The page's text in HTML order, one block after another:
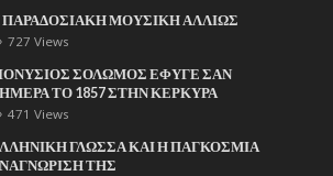
ΠΑΡΑΔΟΣΙΑΚΗ ΜΟΥΣΙΚΗ ΑΛΛΙΩΣ
727 Views
ΣΟΛΩΜΟΣ ΕΦΥΓΕ ΣΑΝ
ΤΟ 1857 ΣΤΗΝ ΚΕΡΚΥΡΑ
471 Views
ΓΛΩΣΣΑ ΚΑΙ Η ΠΑΓΚΟΣΜΙΑ
ΤΗΣ